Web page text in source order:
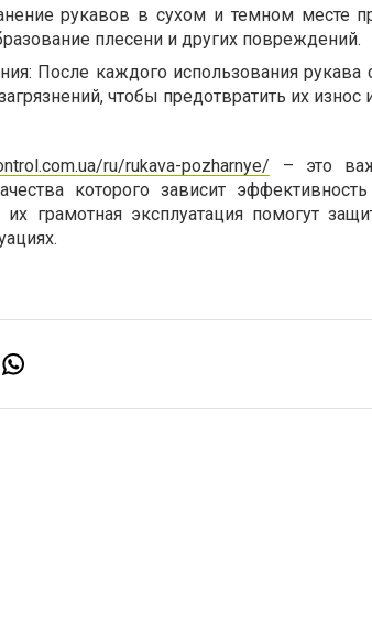
рукавов в сухом и темном месте
плесени и других повреждений.
После каждого использования рукава
чтобы предотвратить их
ru/rukava-pozharnye/ – это
которого зависит
грамотная эксплуатация помогут